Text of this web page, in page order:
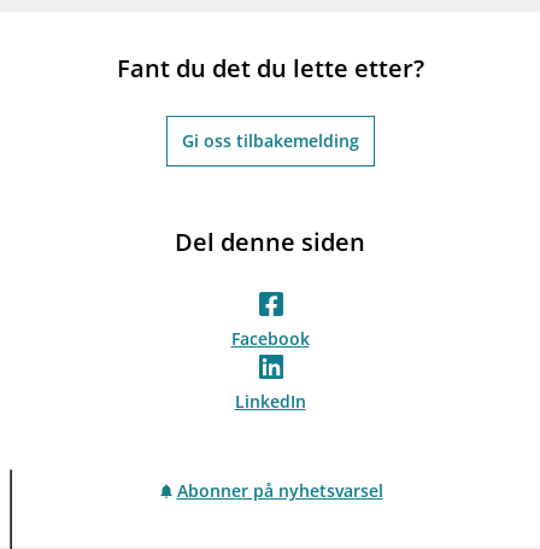
Fant du det du lette etter?
Gi oss tilbakemelding
Del denne siden
Facebook
LinkedIn
Abonner på nyhetsvarsel